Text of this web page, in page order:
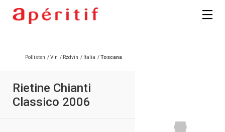
Pollisten /Vin / Rødvin / Italia /Toscana
Rietine Chianti
Classico 2006